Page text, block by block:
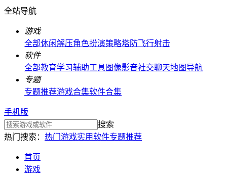
全站导航
游戏
全部休闲解压角色扮演策略塔防飞行射击
软件
全部教育学习辅助工具图像影音社交聊天地图导航
专题
专题推荐游戏合集软件合集
手机版
搜索
热门搜索： 热门游戏实用软件专题推荐
首页
游戏